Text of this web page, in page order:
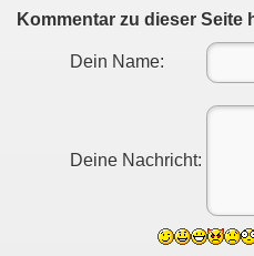
Kommentar zu dieser Seite
Dein Name:
Deine Nachricht: